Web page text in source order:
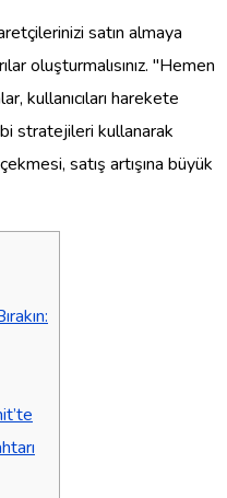
satın almaya
oluşturmalısınız. "Hemen
kullanıcıları harekete
stratejileri kullanarak
satış artışına büyük